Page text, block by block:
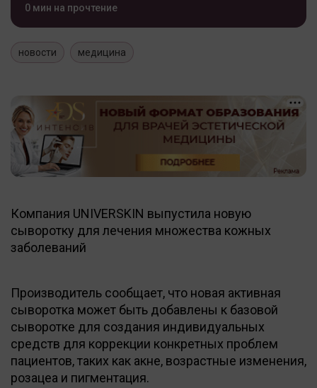
0 мин на прочтение
новости медицина
Компания UNIVERSKIN выпустила новую
сыворотку для лечения множества кожных
заболеваний
Производитель сообщает, что новая активная
сыворотка может быть добавлены к базовой
сыворотке для создания индивидуальных
средств для коррекции конкретных проблем
пациентов, таких как акне, возрастные изменения,
розацеа и пигментация.